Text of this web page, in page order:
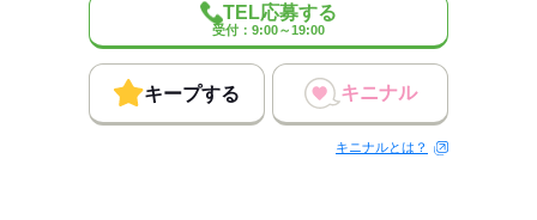
TEL応募する
受付：9:00～19:00
キープする キニナル
キニナルとは？